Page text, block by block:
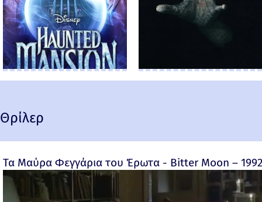
Θρίλερ
Τα Μαύρα Φεγγάρια του Έρωτα - Bitter Moon –